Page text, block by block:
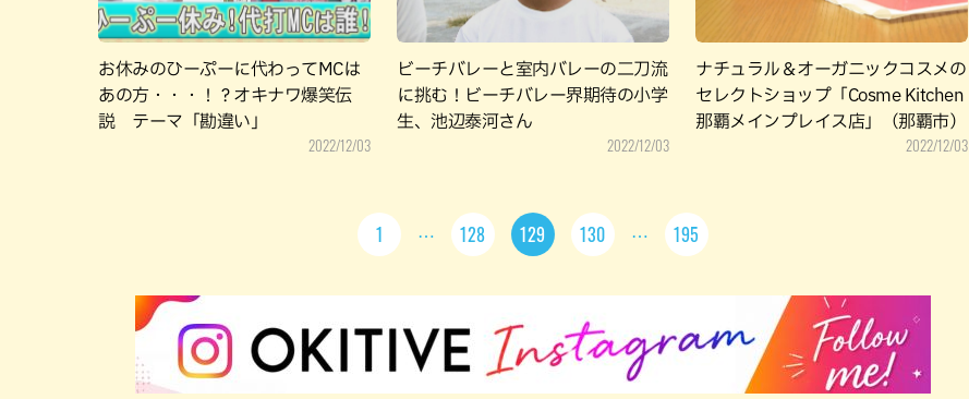
お休みのひーぷーに代わってMCは
あの方・・・！？オキナワ爆笑伝
説 テーマ「勘違い」
2022/12/03
ビーチバレーと室内バレーの二刀流
に挑む！ビーチバレー界期待の小学
生、池辺泰河さん
2022/12/03
ナチュラル＆オーガニックコスメの
セレクトショップ「Cosme Kitchen
那覇メインプレイス店」（那覇市）
2022/12/03
1 128 129 130 195